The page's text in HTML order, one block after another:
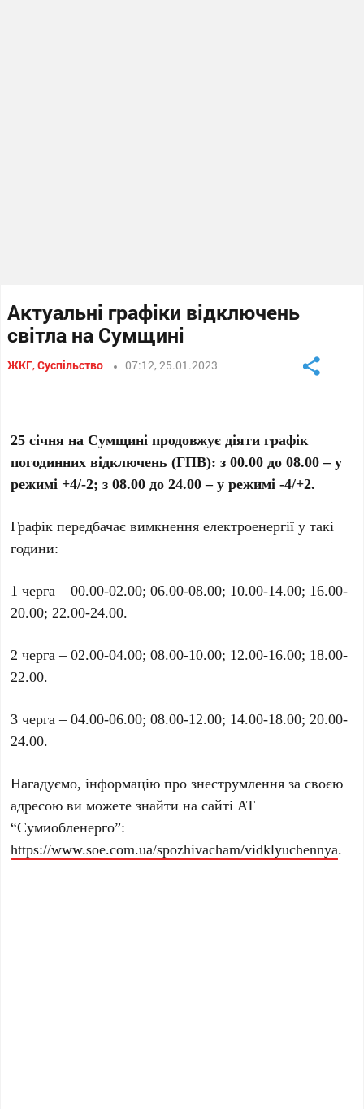
Актуальні графіки відключень
світла на Сумщині
ЖКГ,Суспільство 07:12, 25.01.2023
25 січня на Сумщині продовжує діяти графік
погодинних відключень (ГПВ): з 00.00 до 08.00 – у
режимі +4/-2; з 08.00 до 24.00 – у режимі -4/+2.
Графік передбачає вимкнення електроенергії у такі
години:
1 черга – 00.00-02.00; 06.00-08.00; 10.00-14.00; 16.00-
20.00; 22.00-24.00.
2 черга – 02.00-04.00; 08.00-10.00; 12.00-16.00; 18.00-
22.00.
3 черга – 04.00-06.00; 08.00-12.00; 14.00-18.00; 20.00-
24.00.
Нагадуємо, інформацію про знеструмлення за своєю
адресою ви можете знайти на сайті АТ
“Сумиобленерго”:
https://www.soe.com.ua/spozhivacham/vidklyuchennya.